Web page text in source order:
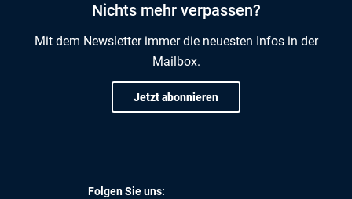
Nichts mehr verpassen?
Mit dem Newsletter immer die neuesten Infos in der
Mailbox.
Jetzt abonnieren
Folgen Sie uns: